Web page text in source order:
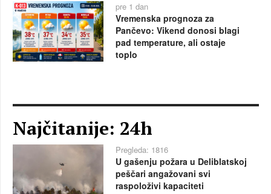
pre 1 dan
Vremenska prognoza za
Pančevo: Vikend donosi blagi
pad temperature, ali ostaje
toplo
Najčitanije: 24h
Pregleda: 1816
U gašenju požara u Deliblatskoj
peščari angažovani svi
raspoloživi kapaciteti